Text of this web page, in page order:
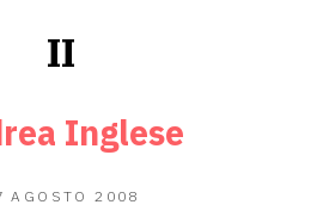
II
Inglese
AGOSTO 2008